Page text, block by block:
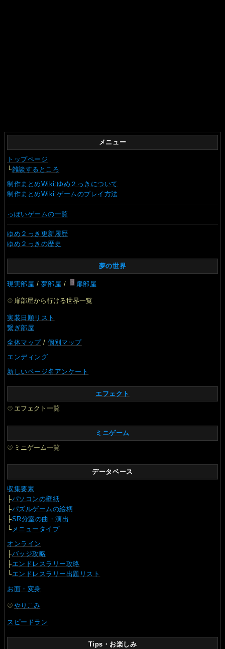
メニュー
トップページ
└雑談するところ
制作まとめWiki:ゆめ２っきについて
制作まとめWiki:ゲームのプレイ方法
っぽいゲームの一覧
ゆめ２っき更新履歴
ゆめ２っきの歴史
夢の世界
現実部屋 / 夢部屋 / 扉部屋
扉部屋から行ける世界一覧
実装日順リスト
繋ぎ部屋
全体マップ/個別マップ
エンディング
新しいページ名アンケート
エフェクト
エフェクト一覧
ミニゲーム
ミニゲーム一覧
データベース
収集要素
├パソコンの壁紙
├パズルゲームの絵柄
├SR分室の曲・演出
└メニュータイプ
オンライン
├バッジ攻略
├エンドレスラリー攻略
└エンドレスラリー出題リスト
お面・変身
やりこみ
スピードラン
Tips・お楽しみ